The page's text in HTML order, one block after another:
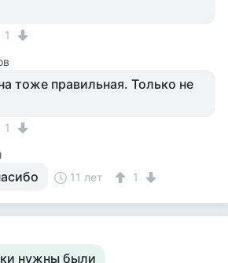
1
тоже правильная. Только не
1
11 лет 1
нужны были